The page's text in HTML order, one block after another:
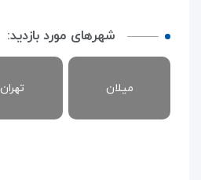
شهرهای مورد بازدید:
میلان تهران